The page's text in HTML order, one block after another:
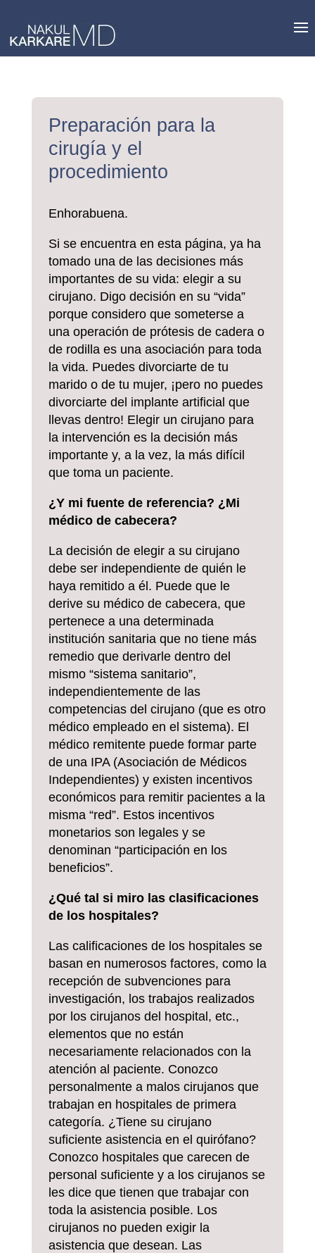
content
Preparación para la
cirugía y el
procedimiento
Enhorabuena.
Si se encuentra en esta página, ya ha
tomado una de las decisiones más
importantes de su vida: elegir a su
cirujano. Digo decisión en su “vida”
porque considero que someterse a
una operación de prótesis de cadera o
de rodilla es una asociación para toda
la vida. Puedes divorciarte de tu
marido o de tu mujer, ¡pero no puedes
divorciarte del implante artificial que
llevas dentro! Elegir un cirujano para
la intervención es la decisión más
importante y, a la vez, la más difícil
que toma un paciente.
¿Y mi fuente de referencia? ¿Mi
médico de cabecera?
La decisión de elegir a su cirujano
debe ser independiente de quién le
haya remitido a él. Puede que le
derive su médico de cabecera, que
pertenece a una determinada
institución sanitaria que no tiene más
remedio que derivarle dentro del
mismo “sistema sanitario”,
independientemente de las
competencias del cirujano (que es otro
médico empleado en el sistema). El
médico remitente puede formar parte
de una IPA (Asociación de Médicos
Independientes) y existen incentivos
económicos para remitir pacientes a la
misma “red”. Estos incentivos
monetarios son legales y se
denominan “participación en los
beneficios”.
¿Qué tal si miro las clasificaciones
de los hospitales?
Las calificaciones de los hospitales se
basan en numerosos factores, como la
recepción de subvenciones para
investigación, los trabajos realizados
por los cirujanos del hospital, etc.,
elementos que no están
necesariamente relacionados con la
atención al paciente. Conozco
personalmente a malos cirujanos que
trabajan en hospitales de primera
categoría. ¿Tiene su cirujano
suficiente asistencia en el quirófano?
Conozco hospitales que carecen de
personal suficiente y a los cirujanos se
les dice que tienen que trabajar con
toda la asistencia posible. Los
cirujanos no pueden exigir la
asistencia que desean. Las